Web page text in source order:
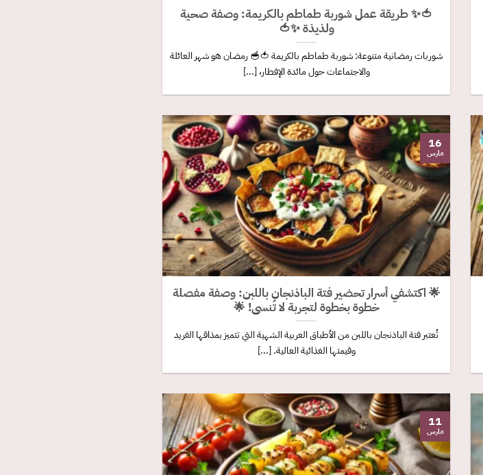
🍅✨ طريقة عمل شوربة طماطم بالكريمة: وصفة صحية
ولذيذة ✨🍅
شوربات رمضانية متنوعة: شوربة طماطم بالكريمة 🍅🥣 رمضان هو شهر العائلة
والاجتماعات حول مائدة الإفطار، [...]
🌟 اكتشفي أسرار تحضير فتة الباذنجان باللبن: وصفة مفصلة
خطوة بخطوة لتجربة لا تُنسى! 🌟
تُعتبر فتة الباذنجان باللبن من الأطباق العربية الشهية التي تتميز بمذاقها الفريد
وقيمتها الغذائية العالية. [...]
16
مارس
11
مارس